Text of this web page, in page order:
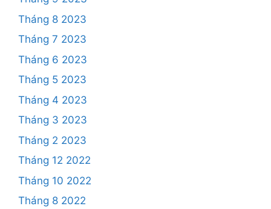
Tháng 8 2023
Tháng 7 2023
Tháng 6 2023
Tháng 5 2023
Tháng 4 2023
Tháng 3 2023
Tháng 2 2023
Tháng 12 2022
Tháng 10 2022
Tháng 8 2022